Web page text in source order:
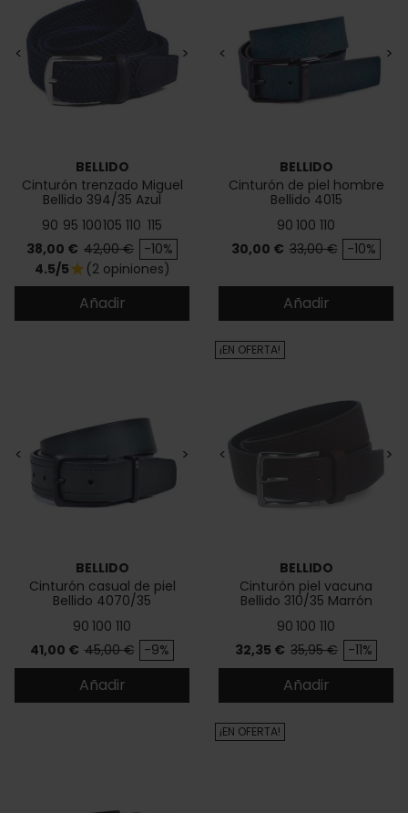
< >
BELLIDO
Cinturón trenzado Miguel
Bellido 394/35 Azul
90 95 100105 110 115
Precio
38,00 € Precio base
42,00 € -10%
4.5/5star (2 opiniones)
Añadir
< >
BELLIDO
Cinturón de piel hombre
Bellido 4015
90 100 110
Precio
30,00 € Precio base
33,00 € -10%
Añadir
< >
BELLIDO
Cinturón casual de piel
Bellido 4070/35
90 100 110
Precio
41,00 € Precio base
45,00 € -9%
Añadir
< >
BELLIDO
Cinturón piel vacuna
Bellido 310/35 Marrón
90 100 110
Precio
32,35 € Precio base
35,95 € -11%
¡EN OFERTA!
Añadir
¡EN OFERTA!